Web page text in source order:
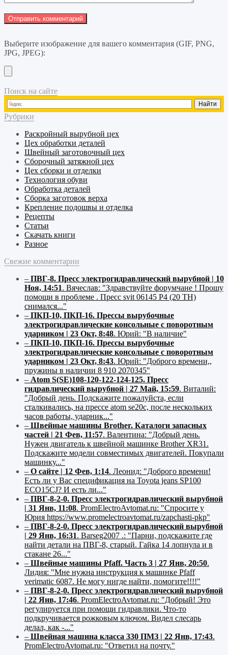
Выберите изображение для вашего комментария (GIF, PNG,
JPG, JPEG):
Поиск на сайте
Рубрики
Раскройный вырубной цех
Цех обработки деталей
Швейный заготовочный цех
Сборочный затяжной цех
Цех сборки и отделки
Технология обуви
Обработка деталей
Сборка заготовок верха
Крепление подошвы и отделка
Рецепты
Статьи
Скачать книги
Разное
Свежие комментарии
– ПВГ-8. Пресс электрогидравлический вырубной | 10
Ноя, 14:51. Вячеслав: "Здравствуйте форумчане ! Прошу
помощи в проблеме . Пресс svit 06145 P4 (20 ТН)
снимался..."
– ПКП-10, ПКП-16. Прессы вырубочные
электрогидравлические консольные с поворотным
ударником | 23 Окт, 8:48. Юрий: "В наличие"
– ПКП-10, ПКП-16. Прессы вырубочные
электрогидравлические консольные с поворотным
ударником | 23 Окт, 8:43. Юрий: "Доброго времени,,
пружины в наличии 8 910 2070345"
– Atom S(SE)108-120-122-124-125. Пресс
гидравлический вырубной | 27 Май, 15:59. Виталий:
"Добрый день. Подскажите пожалуйста, если
сталкивались, на прессе atom se20c, после нескольких
часов работы, ударник..."
– Швейные машины Brother. Каталоги запасных
частей | 21 Фев, 11:57. Валентина: "Добрый день.
Нужен двигатель к швейной машинке Brother XR31.
Подскажите модели совместимых двигателей. Покупали
машинку..."
– О сайте | 12 Фев, 1:14. Леонид: "Доброго времени!
Есть ли у Вас спецификация на Toyota jeans SP100
ECO15CJ? И есть ли..."
– ПВГ-8-2-0. Пресс электрогидравлический вырубной
| 31 Янв, 11:08. PromElectroAvtomat.ru: "Спросите у
Юрия https://www.promelectroavtomat.ru/zapchasti-pkp"
– ПВГ-8-2-0. Пресс электрогидравлический вырубной
| 29 Янв, 16:31. Barseg2007 .: "Парни, подскажите где
найти детали на ПВГ-8, старый. Гайка 14 лопнула и в
стакане 26..."
– Швейные машины Pfaff. Часть 3 | 27 Янв, 20:50.
Лидия: "Мне нужна инструкция к машинке Pfaff
verimatic 6087. Не могу нигде найти, помогите!!!!"
– ПВГ-8-2-0. Пресс электрогидравлический вырубной
| 22 Янв, 17:46. PromElectroAvtomat.ru: "Добрый! Это
регулируется при помощи гидравлики. Что-то
подкручивается рожковым ключом. Видел слесарь
делал, как -..."
– Швейная машина класса 330 ПМЗ | 22 Янв, 17:43.
PromElectroAvtomat.ru: "Ответил на почту."